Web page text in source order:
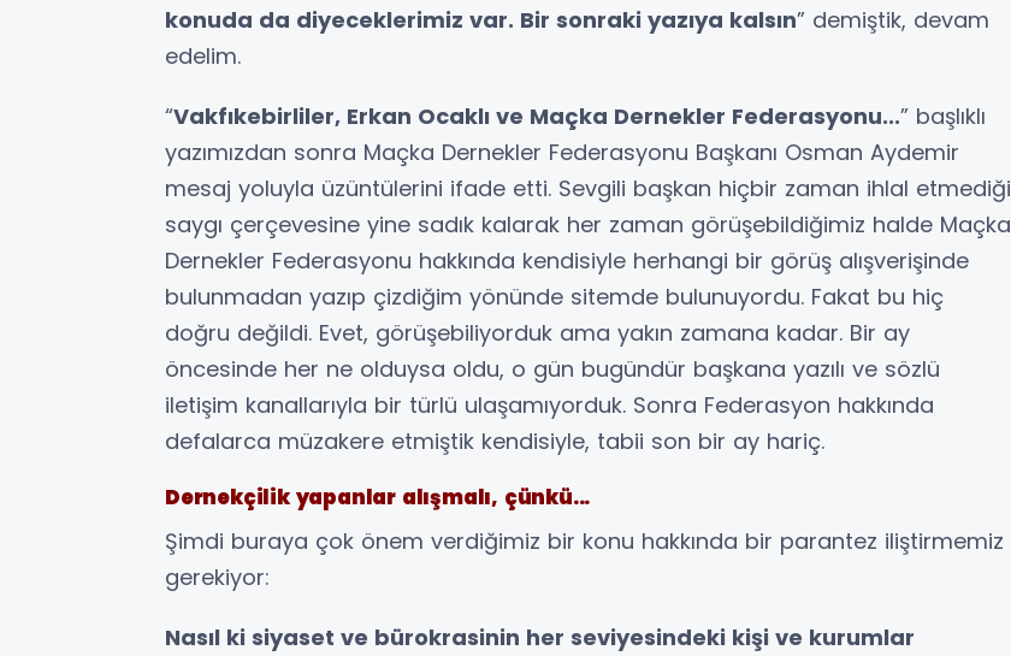
konuda da diyeceklerimiz var. Bir sonraki yazıya kalsın” demiştik, devam
edelim.
“Vakfıkebirliler, Erkan Ocaklı ve Maçka Dernekler Federasyonu...” başlıklı
yazımızdan sonra Maçka Dernekler Federasyonu Başkanı Osman Aydemir
mesaj yoluyla üzüntülerini ifade etti. Sevgili başkan hiçbir zaman ihlal etmediği
saygı çerçevesine yine sadık kalarak her zaman görüşebildiğimiz halde Maçka
Dernekler Federasyonu hakkında kendisiyle herhangi bir görüş alışverişinde
bulunmadan yazıp çizdiğim yönünde sitemde bulunuyordu. Fakat bu hiç
doğru değildi. Evet, görüşebiliyorduk ama yakın zamana kadar. Bir ay
öncesinde her ne olduysa oldu, o gün bugündür başkana yazılı ve sözlü
iletişim kanallarıyla bir türlü ulaşamıyorduk. Sonra Federasyon hakkında
defalarca müzakere etmiştik kendisiyle, tabii son bir ay hariç.
Dernekçilik yapanlar alışmalı, çünkü...
Şimdi buraya çok önem verdiğimiz bir konu hakkında bir parantez iliştirmemiz
gerekiyor:
Nasıl ki siyaset ve bürokrasinin her seviyesindeki kişi ve kurumlar